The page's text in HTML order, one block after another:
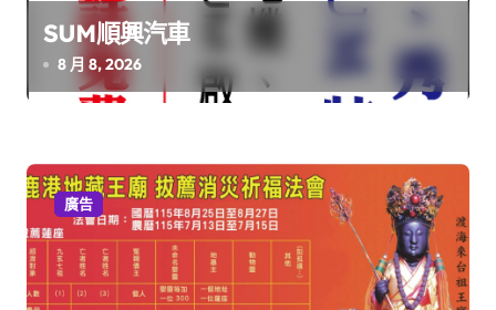
SUM順興汽車
8 月 8, 2026
廣告